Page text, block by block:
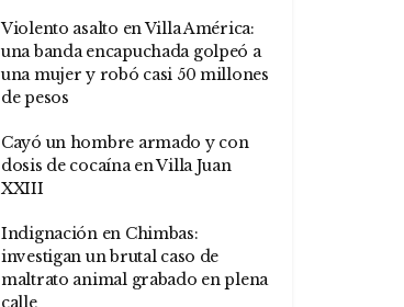
Violento asalto en Villa América:
una banda encapuchada golpeó a
una mujer y robó casi 50 millones
de pesos
Cayó un hombre armado y con
dosis de cocaína en Villa Juan
XXIII
Indignación en Chimbas:
investigan un brutal caso de
maltrato animal grabado en plena
calle